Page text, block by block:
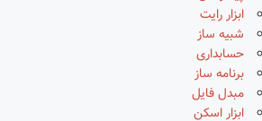
ابزار رایت
شبیه ساز
حسابداری
برنامه ساز
مبدل فایل
ابزار اسکن